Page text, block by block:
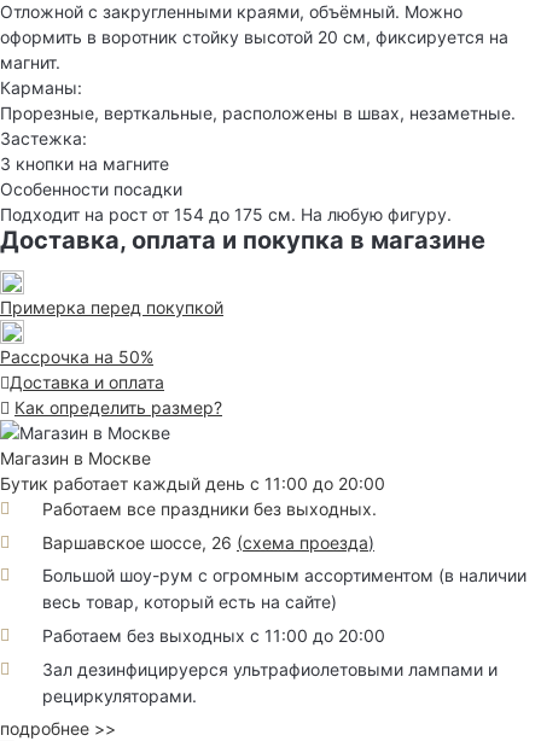
Отложной с закругленными краями, объёмный. Можно
оформить в воротник стойку высотой 20 см, фиксируется на
магнит.
Карманы:
Прорезные, верткальные, расположены в швах, незаметные.
Застежка:
3 кнопки на магните
Особенности посадки
Подходит на рост от 154 до 175 см. На любую фигуру.
Доставка, оплата и покупка в магазине
Примерка перед покупкой
Рассрочка на 50%
Доставка и оплата
Как определить размер?
Магазин в Москве
Бутик работает каждый день с 11:00 до 20:00
Работаем все праздники без выходных.
Варшавское шоссе, 26 (схема проезда)
Большой шоу-рум с огромным ассортиментом (в наличии
весь товар, который есть на сайте)
Работаем без выходных с 11:00 до 20:00
Зал дезинфицируерся ультрафиолетовыми лампами и
рециркуляторами.
подробнее >>